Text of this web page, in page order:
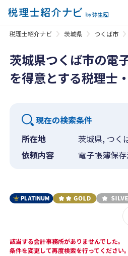
税理士紹介ナビ 茨城県 つくば市
茨城県つくば市の電
を得意とする税理士
現在の検索条件
所在地
茨城県, つく
依頼内容
電子帳簿保
該当する会計事務所がありませんでした。
条件を変更して再度検索を行ってください。